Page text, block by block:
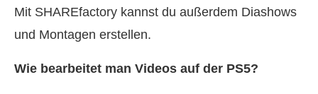
Mit SHAREfactory kannst du außerdem Diashows
und Montagen erstellen.
Wie bearbeitet man Videos auf der PS5?